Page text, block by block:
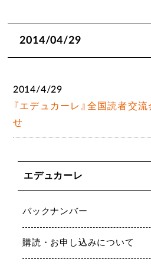
2014/04/29
2014/4/29
『エデュカーレ』全国読者交
せ
エデュカーレ
バックナンバー
購読・お申し込みについて